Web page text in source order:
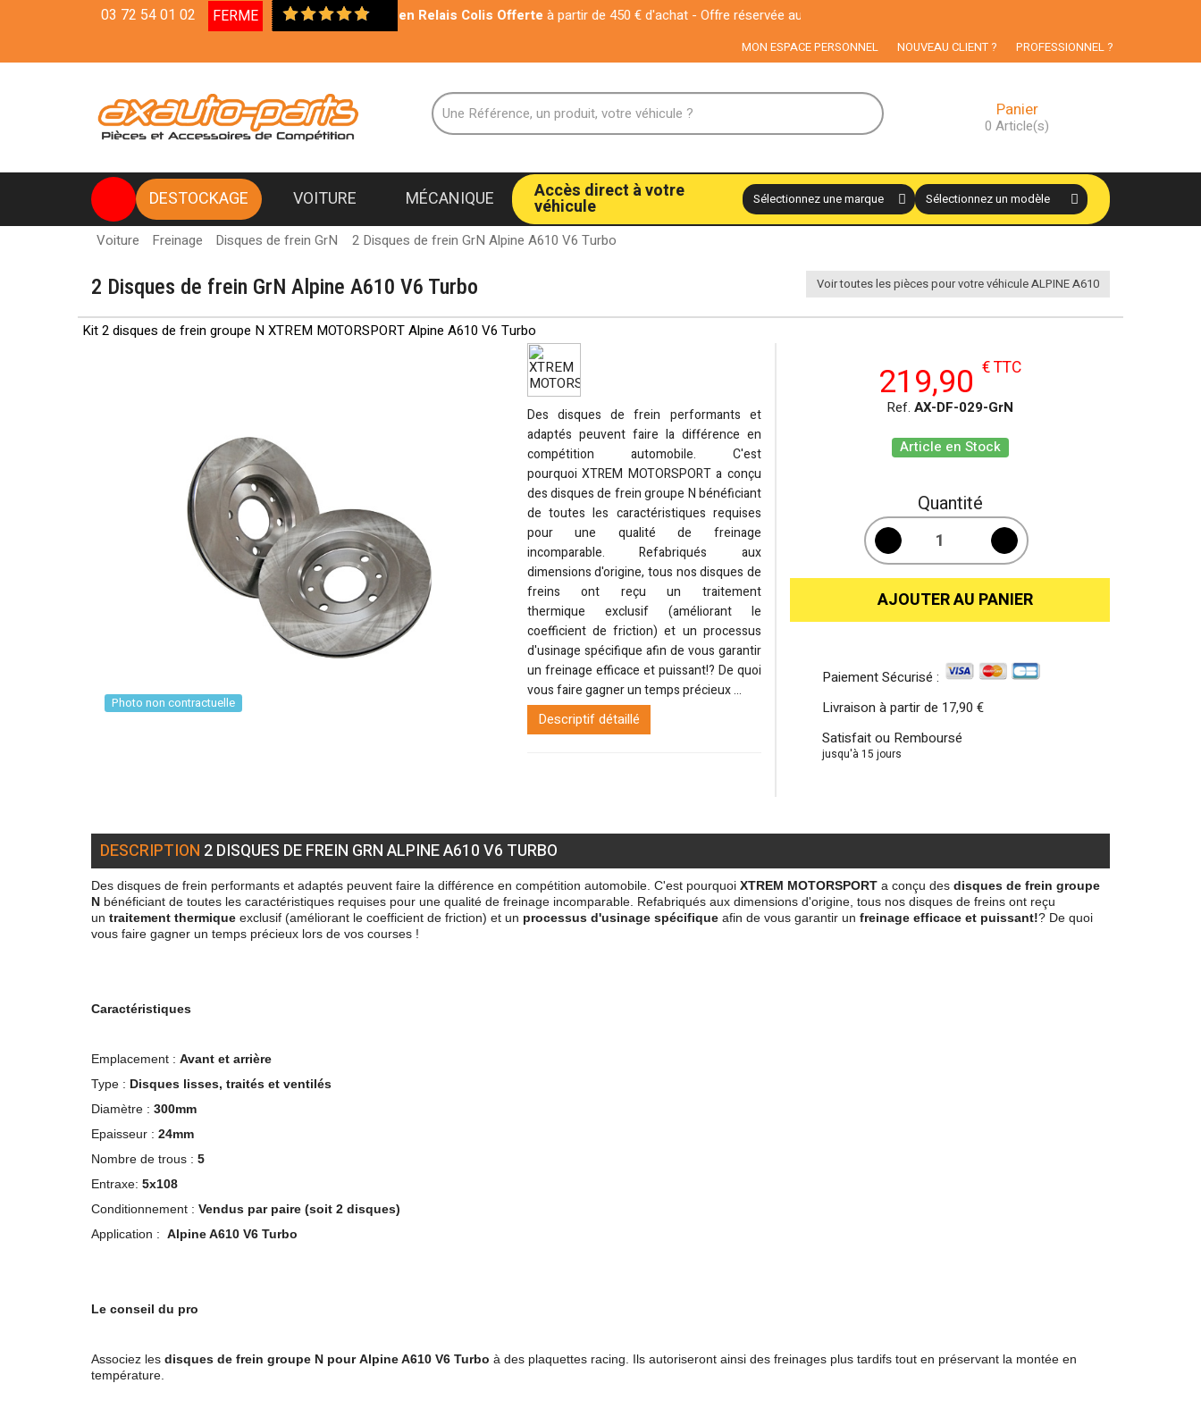
03 72 54 01 02 FERMELivraison en Relais Colis Offerte à partir de 450 € d'achat - Offre réservée aux particuliers
MON ESPACE PERSONNEL NOUVEAU CLIENT ? PROFESSIONNEL ?
Panier
0 Article(s)
DESTOCKAGE VOITURE MÉCANIQUE Accès direct à votre
véhicule
Voiture Freinage Disques de frein GrN 2 Disques de frein GrN Alpine A610 V6 Turbo
2 Disques de frein GrN Alpine A610 V6 Turbo Voir toutes les pièces pour votre véhicule ALPINE A610
Kit 2 disques de frein groupe N XTREM MOTORSPORT Alpine A610 V6 Turbo
Photo non contractuelle
Des disques de frein performants et
adaptés peuvent faire la différence en
compétition automobile. C'est
pourquoi XTREM MOTORSPORT a conçu
des disques de frein groupe N bénéficiant
de toutes les caractéristiques requises
pour une qualité de freinage
incomparable. Refabriqués aux
dimensions d'origine, tous nos disques de
freins ont reçu un traitement
thermique exclusif (améliorant le
coefficient de friction) et un processus
d'usinage spécifique afin de vous garantir
un freinage efficace et puissant!? De quoi
vous faire gagner un temps précieux ...
Descriptif détaillé
219,90 € TTC
Ref. AX-DF-029-GrN
Article en Stock
Quantité
AJOUTER AU PANIER
Paiement Sécurisé :
Livraison à partir de 17,90 €
Satisfait ou Remboursé
jusqu'à 15 jours
DESCRIPTION 2 DISQUES DE FREIN GRN ALPINE A610 V6 TURBO
Des disques de frein performants et adaptés peuvent faire la différence en compétition automobile. C'est pourquoi XTREM MOTORSPORT a conçu des disques de frein groupe
N bénéficiant de toutes les caractéristiques requises pour une qualité de freinage incomparable. Refabriqués aux dimensions d'origine, tous nos disques de freins ont reçu
un traitement thermique exclusif (améliorant le coefficient de friction) et un processus d'usinage spécifique afin de vous garantir un freinage efficace et puissant!? De quoi
vous faire gagner un temps précieux lors de vos courses !
Caractéristiques
Emplacement : Avant et arrière
Type : Disques lisses, traités et ventilés
Diamètre : 300mm
Epaisseur : 24mm
Nombre de trous : 5
Entraxe: 5x108
Conditionnement : Vendus par paire (soit 2 disques)
Application : Alpine A610 V6 Turbo
Le conseil du pro
Associez les disques de frein groupe N pourAlpine A610 V6 Turbo à des plaquettes racing. Ils autoriseront ainsi des freinages plus tardifs tout en préservant la montée en
température.